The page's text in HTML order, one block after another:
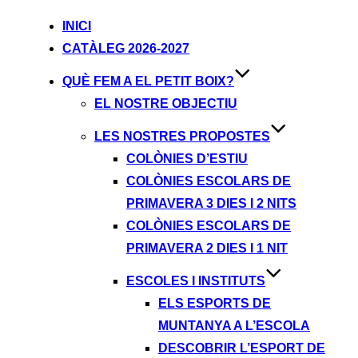
INICI
CATÀLEG 2026-2027
QUÈ FEM A EL PETIT BOIX?
EL NOSTRE OBJECTIU
LES NOSTRES PROPOSTES
COLÒNIES D’ESTIU
COLÒNIES ESCOLARS DE
PRIMAVERA 3 DIES I 2 NITS
COLÒNIES ESCOLARS DE
PRIMAVERA 2 DIES I 1 NIT
ESCOLES I INSTITUTS
ELS ESPORTS DE
MUNTANYA A L’ESCOLA
DESCOBRIR L’ESPORT DE